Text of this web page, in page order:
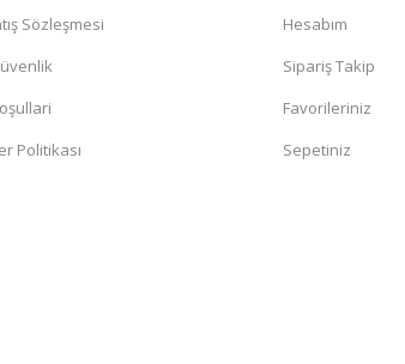
Sözleşmesi
Politikası
Hesabım
Sipariş Takip
Favorileriniz
Sepetiniz